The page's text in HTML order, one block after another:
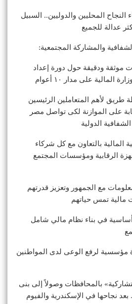
المحليين والدوليين.. السبيل
عدالة للجميع
والمشاركة المجتمعية:
موثقة ودقيقة حول دورة إعداد
المالية على مدار ١٠ أعوام
لأهم المتعاملين الرئيسين
على الموازنة لكى تواصل مصر
الدولية
المالية بالتعاون مع كل شركاء
الرقابية ومؤسسات المجتمع
مع الجمهور وتعزيز قدرتهم
مالية تمس حياتهم
في بناء نظام مالي شامل
مؤسسية لرفع الوعى لدى المواطنين
بالمحافظات وصولاً إلى بنى
نجاحها في الإسكندرية والفيوم